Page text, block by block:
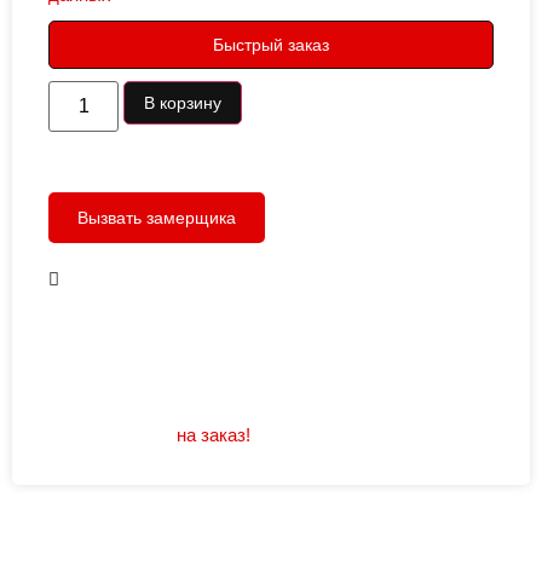
Быстрый заказ
В корзину
Вызвать замерщика
на заказ!